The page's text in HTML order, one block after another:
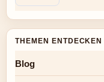
THEMEN ENTDECKEN
Blog